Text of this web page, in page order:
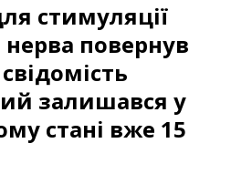
стимуляції
повернув
залишався у
стані вже 15